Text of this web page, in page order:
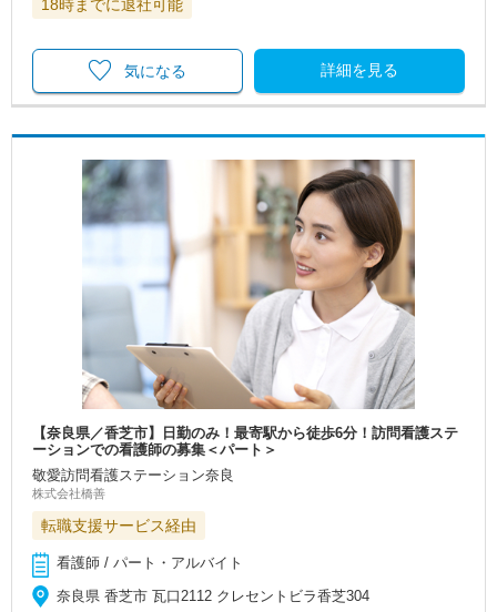
18時までに退社可能
詳細を見る
気になる
【奈良県／香芝市】日勤のみ！最寄駅から徒歩6分！訪問看護ステ
ーションでの看護師の募集＜パート＞
敬愛訪問看護ステーション奈良
株式会社橋善
転職支援サービス経由
看護師 / パート・アルバイト
奈良県 香芝市 瓦口2112 クレセントビラ香芝304